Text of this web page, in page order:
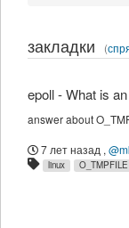
закладки (
answer about
7 лет назад ,
linux O_TMPFILE